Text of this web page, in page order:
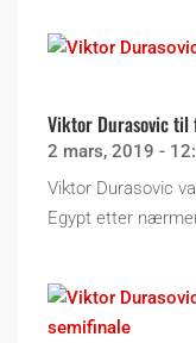
Viktor Durasovic til
2 mars, 2019 -
Viktor Durasovic
Egypt etter